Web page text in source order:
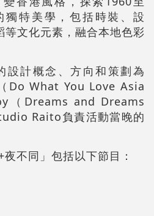
獨特美學，包括時裝、設
文化元素，融合本地色彩
設計概念、方向和策劃為
Do What You Love Asia
（Dreams and Dreams
Raito負責活動當晚的
不同」包括以下節目：